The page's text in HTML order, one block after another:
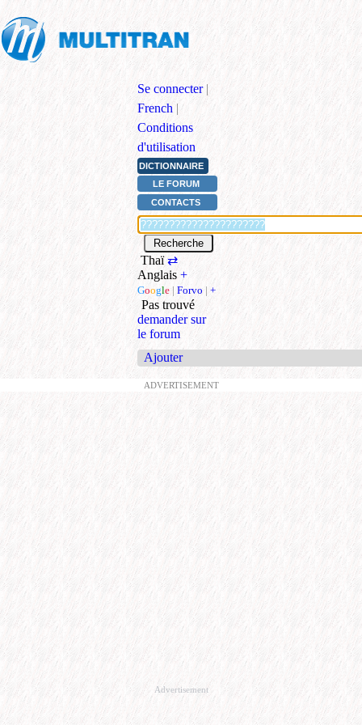
Se connecter |
French |
Conditions
d'utilisation
DICTIONNAIRE
LE FORUM
CONTACTS
Thaï⇄
Anglais +
Google | Forvo | +
Pas trouvé
demander sur
le forum
Ajouter
ADVERTISEMENT
Advertisement